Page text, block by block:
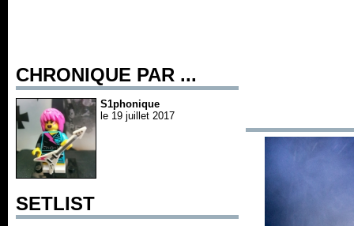
CHRONIQUE PAR ...
S1phonique
le 19 juillet 2017
SETLIST